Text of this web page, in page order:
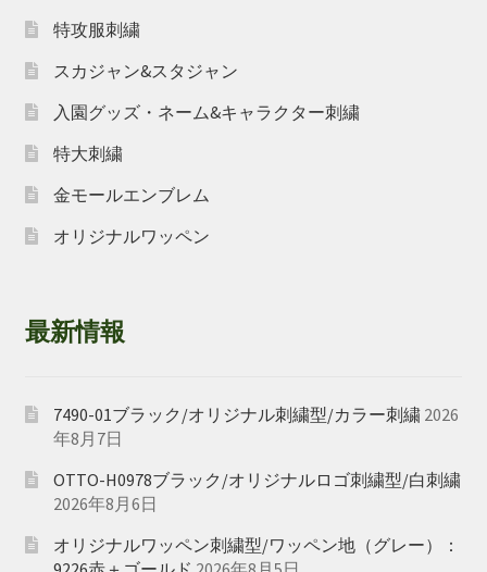
特攻服刺繍
スカジャン&スタジャン
入園グッズ・ネーム&キャラクター刺繍
特大刺繍
金モールエンブレム
オリジナルワッペン
最新情報
7490-01ブラック/オリジナル刺繍型/カラー刺繍 2026
年8月7日
OTTO-H0978ブラック/オリジナルロゴ刺繍型/白刺繍
2026年8月6日
オリジナルワッペン刺繍型/ワッペン地（グレー）：